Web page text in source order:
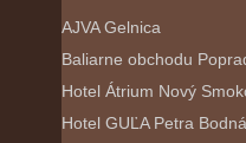
AJVA Gelnica
Baliarne obchodu
Hotel Átrium Nový
Hotel GUĽA Petra